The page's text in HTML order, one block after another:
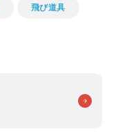
飛び道具